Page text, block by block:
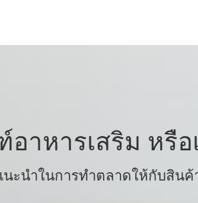
หารเสริม หรือ
ะนำในการทำตลาดให้กับสิน